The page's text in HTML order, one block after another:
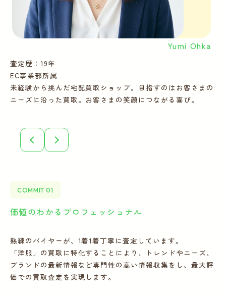
Yumi Ohka
査定歴：19年
EC事業部所属
未経験から挑んだ宅配買取ショップ。目指すのはお客さまの
ニーズに沿った買取。お客さまの笑顔につながる喜び。
COMMIT 01
価値のわかるプロフェッショナル
熟練のバイヤーが、1着1着丁寧に査定しています。
「洋服」の買取に特化することにより、トレンドやニーズ、
ブランドの最新情報など専門性の高い情報収集をし、最大評
価での買取査定を実現します。